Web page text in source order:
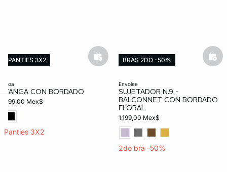
ahora
eloa
TANGA CON BORDADO
499,00 Mex$
Panties 3X2
PANTIES 3X2 basketfull
envolee
SUJETADOR N.9 -
BALCONNET CON BORDADO
FLORAL
1.199,00 Mex$
2do bra -50%
BRAS 2DO -50%